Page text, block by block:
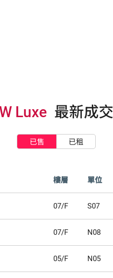
Luxe 最新成交
已售
已租
樓層 單位
07/F S07
07/F N08
05/F N05